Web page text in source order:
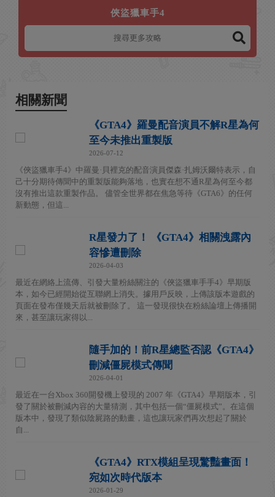
俠盜獵車手4
相關新聞
《GTA4》羅曼配音演員不解R星為何
至今未推出重製版
2026-07-12
《俠盜獵車手4》中羅曼·貝裡克的配音演員傑森·扎姆沃爾特表示，自
己十分期待傳聞中的重製版能夠落地，也實在想不通R星為何至今都
沒有推出這款重製作品。 儘管全世界都在焦急等待《GTA6》的任何
新動態，但這...
R星發力了！ 《GTA4》相關洩露內
容慘遭刪除
2026-04-03
最近在網絡上流傳、引發大量粉絲關注的《俠盜獵車手手4》早期版
本，如今已經開始從互聯網上消失。據用戶反映，上傳該版本遊戲的
頁面在發布僅幾天后就被刪除了。 這一發現很快在粉絲論壇上傳播開
來，甚至讓玩家得以...
隨手加的！前R星總監否認《GTA4》
刪減僵屍模式傳聞
2026-04-01
最近在一台Xbox 360開發機上發現的 2007 年《GTA4》早期版本，引
發了關於被刪減內容的大量猜測，其中包括一個“僵屍模式”。在這個
版本中，發現了類似陰屍路的動畫，這也讓玩家們再次想起了關於
自...
《GTA4》RTX模組呈現驚豔畫面！
宛如次時代版本
2026-01-29